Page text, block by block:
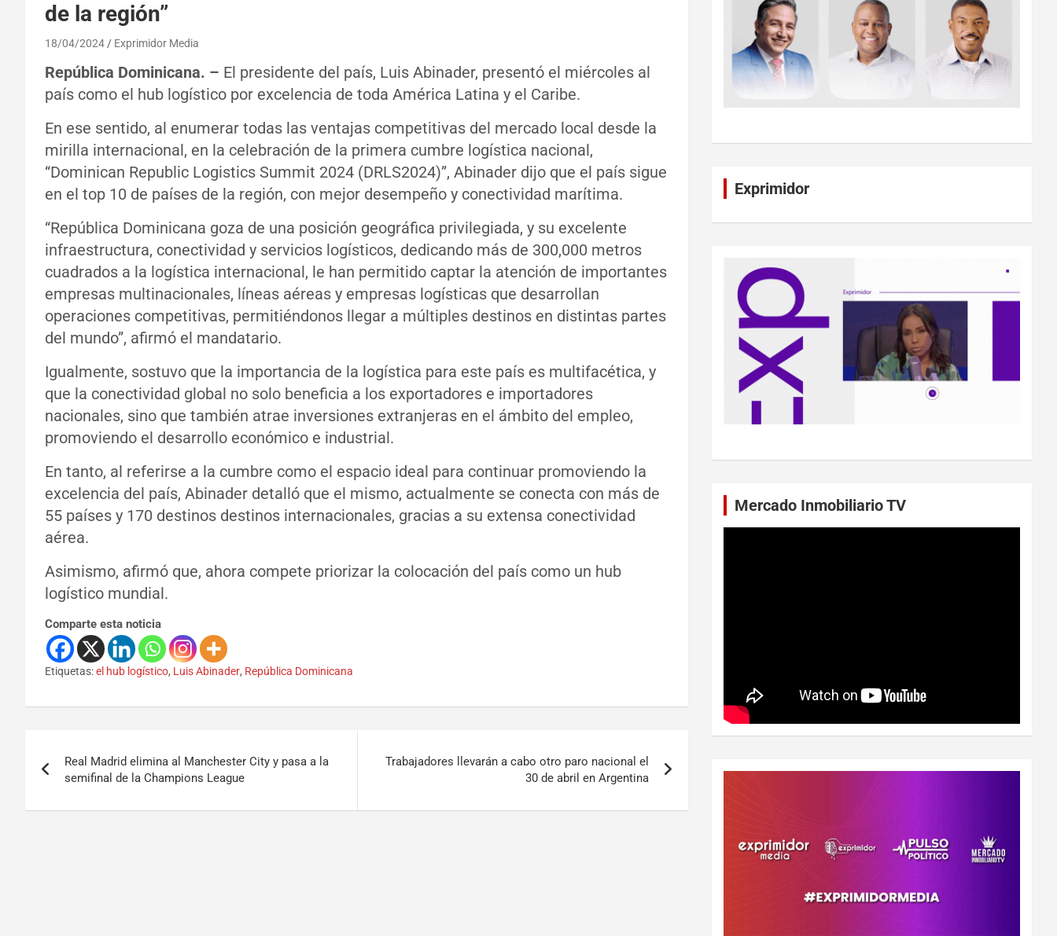
de la región”
18/04/2024 Exprimidor Media
República Dominicana. – El presidente del país, Luis Abinader, presentó el miércoles al
país como el hub logístico por excelencia de toda América Latina y el Caribe.
En ese sentido, al enumerar todas las ventajas competitivas del mercado local desde la
mirilla internacional, en la celebración de la primera cumbre logística nacional,
“Dominican Republic Logistics Summit 2024 (DRLS2024)”, Abinader dijo que el país sigue
en el top 10 de países de la región, con mejor desempeño y conectividad marítima.
“República Dominicana goza de una posición geográfica privilegiada, y su excelente
infraestructura, conectividad y servicios logísticos, dedicando más de 300,000 metros
cuadrados a la logística internacional, le han permitido captar la atención de importantes
empresas multinacionales, líneas aéreas y empresas logísticas que desarrollan
operaciones competitivas, permitiéndonos llegar a múltiples destinos en distintas partes
del mundo”, afirmó el mandatario.
Igualmente, sostuvo que la importancia de la logística para este país es multifacética, y
que la conectividad global no solo beneficia a los exportadores e importadores
nacionales, sino que también atrae inversiones extranjeras en el ámbito del empleo,
promoviendo el desarrollo económico e industrial.
En tanto, al referirse a la cumbre como el espacio ideal para continuar promoviendo la
excelencia del país, Abinader detalló que el mismo, actualmente se conecta con más de
55 países y 170 destinos destinos internacionales, gracias a su extensa conectividad
aérea.
Asimismo, afirmó que, ahora compete priorizar la colocación del país como un hub
logístico mundial.
Comparte esta noticia
Etiquetas:el hub logístico, Luis Abinader, República Dominicana
Real Madrid elimina al Manchester City y pasa a la
semifinal de la Champions League
Trabajadores llevarán a cabo otro paro nacional el
30 de abril en Argentina
Exprimidor
Mercado Inmobiliario TV